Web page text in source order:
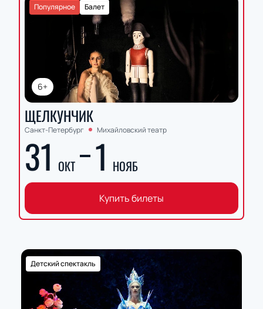
6+
Балет
Популярное
ЩЕЛКУНЧИК
Санкт-Петербург Михайловский театр
31 ОКТ 1 НОЯБ
Купить билеты
Детский спектакль